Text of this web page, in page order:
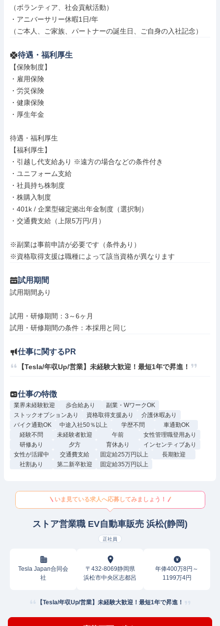
（ボランティア、社会貢献活動）
・アニバーサリー休暇1日/年
（ご本人、ご家族、パートナーの誕生日、ご自身の入社記念）
待遇・福利厚生
【保険制度】
・雇用保険
・労災保険
・健康保険
・厚生年金
待遇・福利厚生
【福利厚生】
・引越し代支給あり ※遠方の場合などの条件付き
・ユニフォーム支給
・社員持ち株制度
・株購入制度
・401k / 企業型確定拠出年金制度（選択制）
・交通費支給（上限5万円/月）
※副業は事前申請が必要です（条件あり）
※資格取得支援は職種によって該当資格が異なります
試用期間
試用期間あり
試用・研修期間：3～6ヶ月
仕事に関するPR
【Tesla/年収Up/営業】未経験大歓迎！最短1年で昇進！
仕事の特徴
業界未経験歓迎 歩合給あり
副業・WワークOK
ストックオプションあり
資格取得支援あり
介護休暇あり
バイク通勤OK
中途入社50％以上 学歴不問
車通勤OK
経験不問
未経験者歓迎 午前
女性管理職登用あり
研修あり
夕方 育休あり
インセンティブあり
女性が活躍中
交通費支給 固定給25万円以上
長期歓迎
社割あり
第二新卒歓迎 固定給35万円以上
いま見ている求人へ応募してみましょう！
ストア営業職 EV自動車販売 浜松(静岡)
正社員
Tesla Japan合同会
社
〒432-8069静岡県
浜松市中央区志都呂
年俸400万8円～
1199万4円
【Tesla/年収Up/営業】未経験大歓迎！最短1年で昇進！